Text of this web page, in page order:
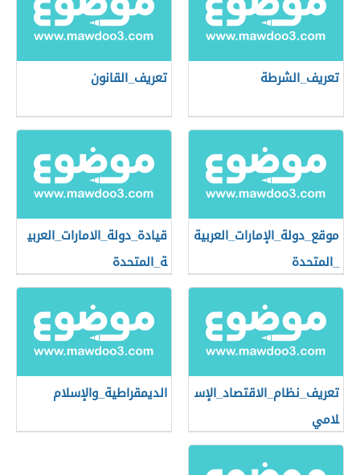
تعريف_الشرطة تعريف_القانون
موقع_دولة_الإمارات_العربية
_المتحدة
قيادة_دولة_الامارات_العربي
ة_المتحدة
تعريف_نظام_الاقتصاد_الإس
لامي
الديمقراطية_والإسلام